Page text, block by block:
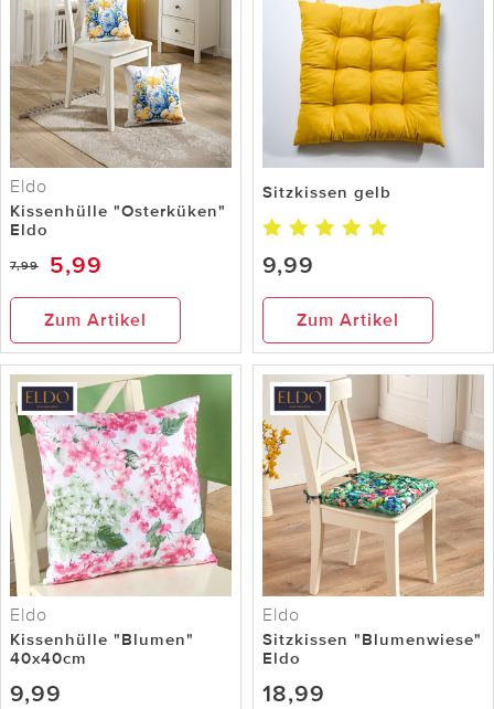
Eldo
Kissenhülle "Osterküken"
Eldo
7,99 5,99
Zum Artikel
Sitzkissen gelb
9,99
Zum Artikel
Eldo
Kissenhülle "Blumen"
40x40cm
9,99
Eldo
Sitzkissen "Blumenwiese"
Eldo
18,99